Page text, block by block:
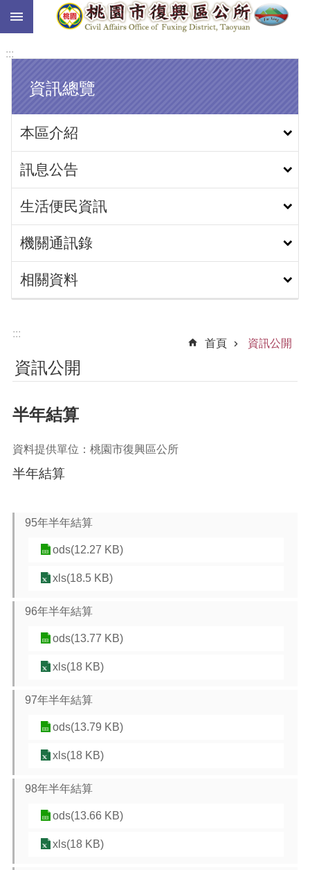
跳到主要內容區塊
:::
資訊總覽
本區介紹
訊息公告
生活便民資訊
機關通訊錄
相關資料
:::
首頁
資訊公開
資訊公開
半年結算
資料提供單位：桃園市復興區公所
半年結算
95年半年結算
ods(12.27 KB)
xls(18.5 KB)
96年半年結算
ods(13.77 KB)
xls(18 KB)
97年半年結算
ods(13.79 KB)
xls(18 KB)
98年半年結算
ods(13.66 KB)
xls(18 KB)